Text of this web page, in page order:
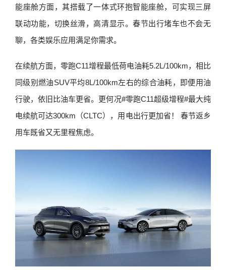
能座舱方面，其搭载了一体式环抱智能座舱，可实现三屏
联动功能，切换丝滑，高清显示。春节出行堵车也不会无
聊，各类娱乐应用满足你需求。
在续航方面，零跑C11增程最低荷电油耗5.2L/100km，相比
同级别燃油SUV平均8L/100km左右的综合油耗，即便用油
行驶，依旧比油车更省。更何况#零跑C11超级增程#最大纯
电续航可达300km（CLTC），用电出行更加省！ 春节返乡
用车既省又无里程焦虑。